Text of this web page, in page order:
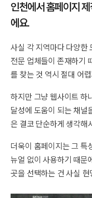
인천에서 홈페이지
에요.
사실 각 지역마다 다양한
전문 업체들이 존재하기
를 찾는 것 역시 절대 어
하지만 그냥 웹사이트 하
달성에 도움이 되는 채널
은 결코 단순하게 생각해
더욱이 홈페이지는 그 특
뉴얼 없이 사용하기 때문
곳을 선택하는 건 사실